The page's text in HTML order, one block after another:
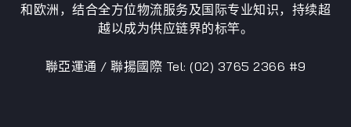
和欧洲，结合全方位物流服务及国际专业知识，持续超
越以成为供应链界的标竿。
聯亞運通 / 聯揚國際 Tel: (02) 3765 2366 #9